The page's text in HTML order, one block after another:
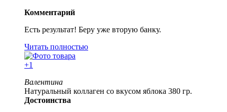
Комментарий
Есть результат! Беру уже вторую банку.
Читать полностью
+1
Валентина
Натуральный коллаген со вкусом яблока 380 гр.
Достоинства